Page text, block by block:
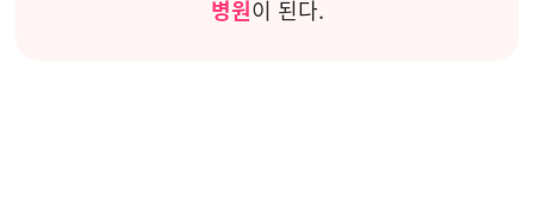
병원 이 된다.